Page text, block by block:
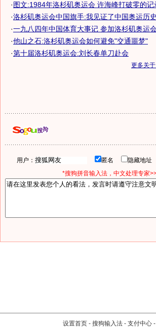
·图文:1984年洛杉矶奥运会 许海峰打破零的记
·洛杉矶奥运会中国旗手:我见证了中国奥运历史
·一九八四年中国体育大事记 参加洛杉矶奥运
·他山之石:洛杉矶奥运会如何避免"交通噩梦"
·第十届洛杉矶奥运会:刘长春单刀赴会
更多关于
用户： 匿名 隐藏地址
*搜狗拼音输入法，中文处理专家
设置首页 - 搜狗输入法 - 支付中心 -